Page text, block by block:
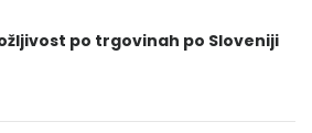
po trgovinah po Sloveniji